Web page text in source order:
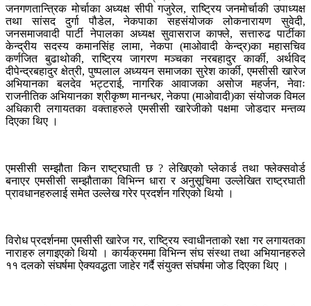
जनगणतान्त्रिक मोर्चाका अध्यक्ष सीपी गजुरेल, राष्ट्रिय जनमोर्चाकी उपाध्यक्ष
तथा सांसद दुर्गा पौडेल, नेकपाका सहसंयोजक लोकनारायण सुवेदी,
जनसमाजवादी पार्टी नेपालका अध्यक्ष सुवासराज काफ्ले, सत्तारुढ पार्टीका
केन्द्रीय सदस्य कमानसिंह लामा, नेकपा (माओवादी केन्द्र)का महासचिव
कर्णजित बुढाथोकी, राष्ट्रिय जागरण मञ्चका नरबहादुर कार्की, अर्थविद
दीपेन्द्रबहादुर क्षेत्री, पुष्पलाल अध्ययन समाजका सुरेश कार्की, एमसीसी खारेज
अभियानका बलदेव भट्टराई, नागरिक आवाजका असोज महर्जन, नेवाः
राजनीतिक अभियानका श्रीकृष्ण मानन्धर, नेकपा (माओवादी)का संयोजक विमल
अधिकारी लगायतका वक्ताहरुले एमसीसी खारेजीको पक्षमा जोडदार मन्तव्य
दिएका थिए ।
एमसीसी सम्झौता किन राष्ट्रघाती छ ? लेखिएको प्लेकार्ड तथा फ्लेक्सवोर्ड
बनाएर एमसीसी सम्झौताका विभिन्न धारा र अनुसूचिमा उल्लेखित राष्ट्रघाती
प्रावधानहरुलाई समेत उल्लेख गरेर प्रदर्शन गरिएको थियो ।
विरोध प्रदर्शनमा एमसीसी खारेज गर, राष्ट्रिय स्वाधीनताको रक्षा गर लगायतका
नाराहरु लगाइएको थियो । कार्यक्रममा विभिन्न संघ संस्था तथा अभियानहरुले
११ दलको संघर्षमा ऐक्यवद्धता जाहेर गर्दै संयुक्त संघर्षमा जोड दिएका थिए ।